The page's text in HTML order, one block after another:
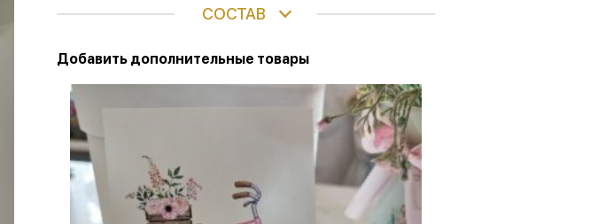
СОСТАВ
Добавить дополнительные товары